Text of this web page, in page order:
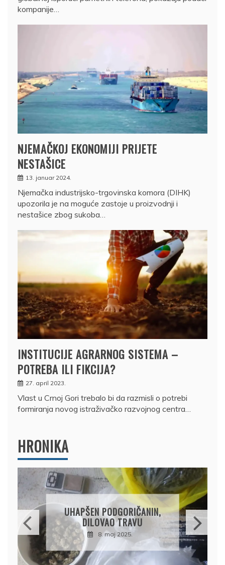
kompanije…
NJEMAČKOJ EKONOMIJI PRIJETE
NESTAŠICE
13. januar 2024.
Njemačka industrijsko-trgovinska komora (DIHK)
upozorila je na moguće zastoje u proizvodnji i
nestašice zbog sukoba…
INSTITUCIJE AGRARNOG SISTEMA –
POTREBA ILI FIKCIJA?
27. april 2023.
Vlast u Crnoj Gori trebalo bi da razmisli o potrebi
formiranja novog istraživačko razvojnog centra…
HRONIKA
DRŽAVLJANIN RUSIJE
OSUMNJIČEN DA JE
PRODAO TUĐI BMW,
DRŽAVU NAPUSTIO
BRODOM
12. februar 2025.